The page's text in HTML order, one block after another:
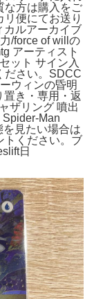
な方は購入をご
便にてお送り
カルアーカイブ
/force of willの
アーティスト
ット サイン入
ださい。SDCC
ウィンの昏明
き・専用・返
ザリング 噴出
Man
見たい場合は
トください。ブ
日